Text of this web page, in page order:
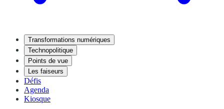
Transformations numériques
Technopolitique
Points de vue
Les faiseurs
Défis
Agenda
Kiosque